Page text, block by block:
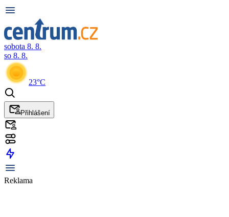
sobota 8. 8.
so 8. 8.
23°C
Přihlášení
Reklama